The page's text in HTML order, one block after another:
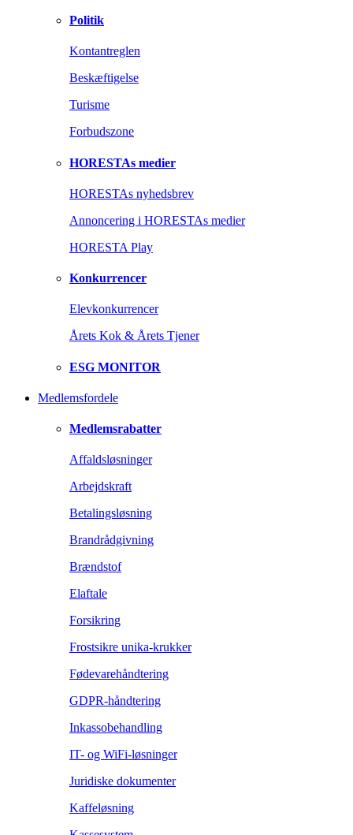
Politik
Kontantreglen
Beskæftigelse
Turisme
Forbudszone
HORESTAs medier
HORESTAs nyhedsbrev
Annoncering i HORESTAs medier
HORESTA Play
Konkurrencer
Elevkonkurrencer
Årets Kok & Årets Tjener
ESG MONITOR
Medlemsfordele
Medlemsrabatter
Affaldsløsninger
Arbejdskraft
Betalingsløsning
Brandrådgivning
Brændstof
Elaftale
Forsikring
Frostsikre unika-krukker
Fødevarehåndtering
GDPR-håndtering
Inkassobehandling
IT- og WiFi-løsninger
Juridiske dokumenter
Kaffeløsning